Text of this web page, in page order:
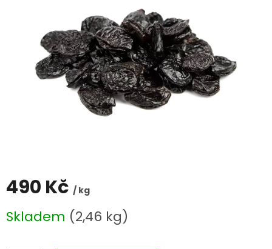
490 Kč / kg
cena:
Skladem (2,46 kg)